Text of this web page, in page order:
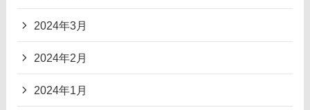
2024年3月
2024年2月
2024年1月